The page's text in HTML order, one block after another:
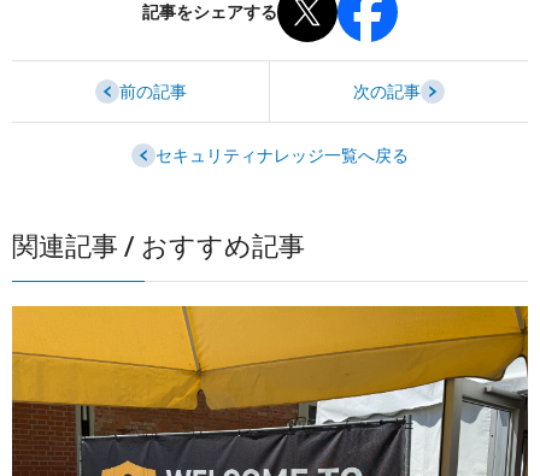
記事をシェアする
前の記事 次の記事
セキュリティナレッジ一覧へ戻る
関連記事 / おすすめ記事